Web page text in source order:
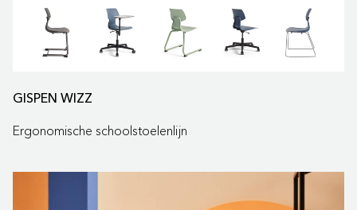
GISPEN WIZZ
Ergonomische schoolstoelenlijn